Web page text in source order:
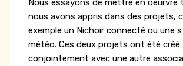
Nous essayons de mettre en oeurvre
nous avons appris dans des projets,
exemple un Nichoir connecté ou une
météo. Ces deux projets ont été créé
conjointement avec une autre